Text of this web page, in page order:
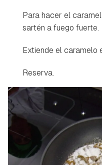
Para hacer el
sartén a fuego fuerte.
Extiende el caramelo
Reserva.